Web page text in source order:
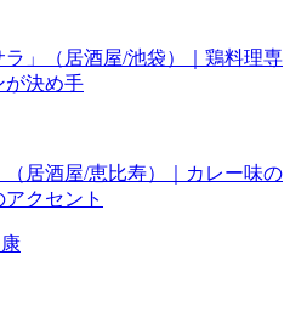
」（居酒屋/池袋）｜鶏料理専
が決め手
居酒屋/恵比寿）｜カレー味の
クセント